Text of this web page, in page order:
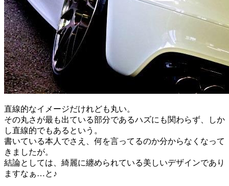
直線的なイメージだけれども丸い。
その丸さが最も出ている部分であるハズにも関わらず、しか
し直線的でもあるという。
書いている本人でさえ、何を言ってるのか分からなくなって
きましたが。
結論としては、綺麗に纏められている美しいデザインであり
ますなぁ…と♪